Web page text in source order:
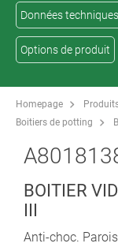
Données techniques
Options de produit
Homepage
Boitiers de potting
BOITIER
III
Anti-choc.